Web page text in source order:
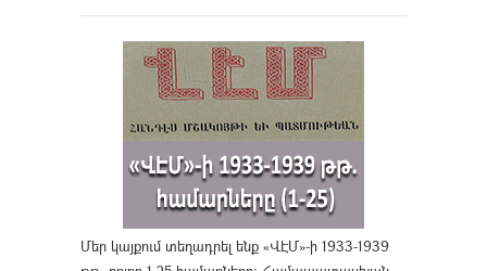
Մեր կայքում տեղադրել ենք «ՎԷՄ»-ի 1933-1939